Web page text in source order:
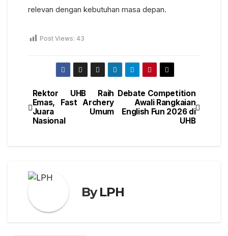
relevan dengan kebutuhan masa depan.
Post Views: 43
Debate Competition
Awali Rangkaian
English Fun 2026 di
UHB
Rektor UHB Raih
Emas, Fast Archery
Juara Umum
Nasional
ByLPH